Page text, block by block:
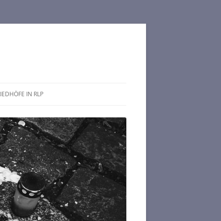
IN RLP